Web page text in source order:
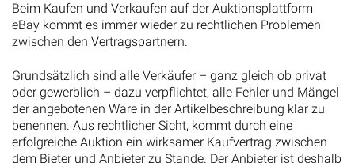
Beim Kaufen und Verkaufen auf der Auktionsplattform
eBay kommt es immer wieder zu rechtlichen Problemen
zwischen den Vertragspartnern.
Grundsätzlich sind alle Verkäufer – ganz gleich ob privat
oder gewerblich – dazu verpflichtet, alle Fehler und Mängel
der angebotenen Ware in der Artikelbeschreibung klar zu
benennen. Aus rechtlicher Sicht, kommt durch eine
erfolgreiche Auktion ein wirksamer Kaufvertrag zwischen
dem Bieter und Anbieter zu Stande. Der Anbieter ist deshalb